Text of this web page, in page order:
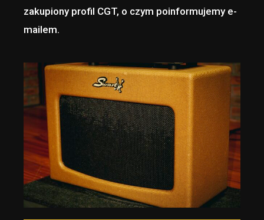
zakupiony profil CGT, o czym poinformujemy e-
mailem.